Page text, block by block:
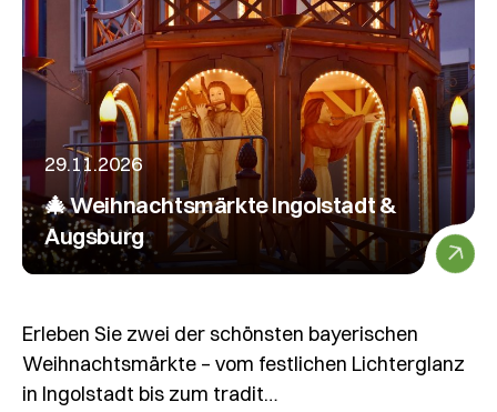
29.11.2026
🎄 Weihnachtsmärkte Ingolstadt &
Augsburg
Erleben Sie zwei der schönsten bayerischen
Weihnachtsmärkte – vom festlichen Lichterglanz
in Ingolstadt bis zum tradit…